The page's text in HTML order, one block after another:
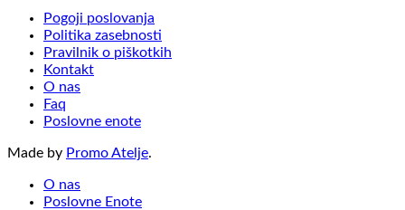
Pogoji poslovanja
Politika zasebnosti
Pravilnik o piškotkih
Kontakt
O nas
Faq
Poslovne enote
Made by Promo Atelje.
O nas
Poslovne Enote